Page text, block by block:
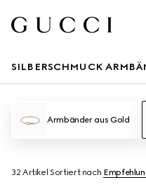
SILBERSCHMUCK
Armbänder aus Gold
32 Artikel Sortiert nach